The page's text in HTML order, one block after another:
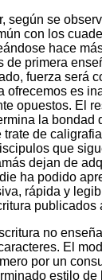
según se
con los
hace
de primera
fuerza será
ofrecemos es
opuestos. El
la bondad
de
que
dejan de
ha podido
rápida y
publicados
no
El
por un
estilo de